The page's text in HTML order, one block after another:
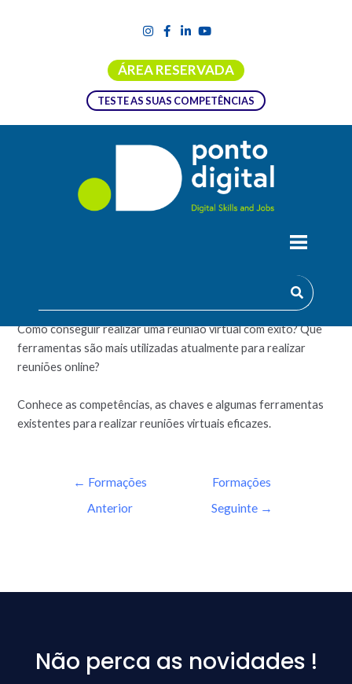
ÁREA RESERVADA
TESTE AS SUAS COMPETÊNCIAS
Quais são as competências necessárias numa reunião virtual?
Como conseguir realizar uma reunião virtual com êxito? Que
ferramentas são mais utilizadas atualmente para realizar
reuniões online?
Conhece as competências, as chaves e algumas ferramentas
existentes para realizar reuniões virtuais eficazes.
← Formações
Anterior
Formações
Seguinte →
Não perca as novidades !